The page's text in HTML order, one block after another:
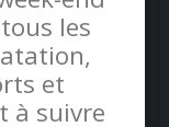
les
et
à suivre